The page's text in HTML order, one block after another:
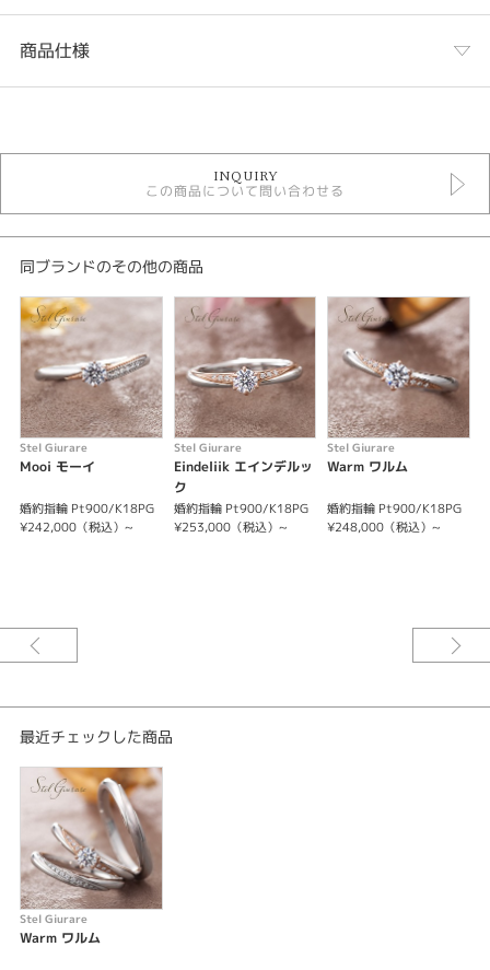
商品仕様
セットリング アンティーク
ステルジュラーレ セットリング
デザイン
テイスト
セットリング コンビネーション
性別
レディース
紹介文
誰よりも近い
あなたとの夫婦の誓い（Stel Giurare）
INQUIRY
この商品について問い合わせる
同ブランドのその他の商品
Stel Giurare
Mooi モーイ
婚約指輪 Pt900/K18PG
¥242,000（税込）~
Stel Giurare
Eindeliik エインデルッ
ク
婚約指輪 Pt900/K18PG
¥253,000（税込）~
Stel Giurare
Warm ワルム
婚約指輪 Pt900/K18PG
¥248,000（税込）~
最近チェックした商品
Stel Giurare
Warm ワルム